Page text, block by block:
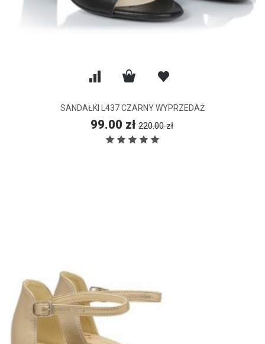
SANDAŁKI L437 CZARNY WYPRZEDAŻ
99.00 zł 220.00 zł